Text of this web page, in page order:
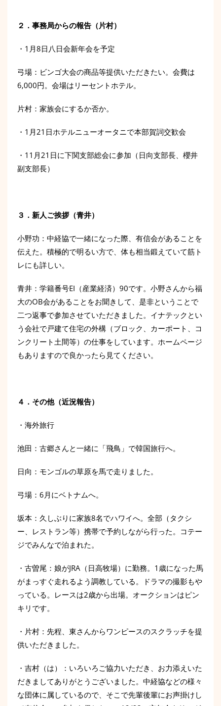
２．事務局からの報告（片村）
・1月8日八日会新年会を予定
弓場：ビンゴ大会の商品等提供いただきたい。会費は
6,000円。会場はリーセントホテル。
片村：家族会にするか否か。
・1月21日ホテルニューオータニで本部賀詞交歓会
・11月21日に下関支部総会に参加（日向支部長、櫻井
副支部長）
３ ．新人ご挨拶（青井）
小野功：中経協で一緒になった際、有信会があることを
伝えた。積極的で明るい方で、体も相当鍛えていて筋ト
レにも詳しい。
青井：学籍番号EI（産業経済）90です。小野さんから福
大のOB会があることをお聞きして、是非ということで
二つ返事で参加させていただきました。イナテックとい
う会社で戸建て住宅の外構（ブロック、カーポート、コ
ンクリート土間等）の仕事をしています。ホームページ
もありますので良かったら見てください。
４．その他（近況報告）
・海外旅行
池田：古郷さんと一緒に「飛鳥」で韓国旅行へ。
日向：モンゴルの草原を馬で走りました。
弓場：6月にベトナムへ。
坂本：久しぶりに家族8名でハワイへ。全部（タクシ
ー、レストラン等）携帯で予約しながら行った。コテー
ジでみんなで泊まれた。
・古曽尾：娘がJRA（日高牧場）に勤務。1歳になった馬
がまっすぐ走れるよう調教している。ドラマの撮影もや
っている。レースは2歳から出場。オークションはピン
キリです。
・片村：先程、東さんからワンピースのスクラッチを提
供いただきました。
・吉村（は）：いろいろご協力いただき、お力添えいた
だきましてありがとうございました。中経協などの様々
な団体に属しているので、そこで先輩後輩にお声掛けし